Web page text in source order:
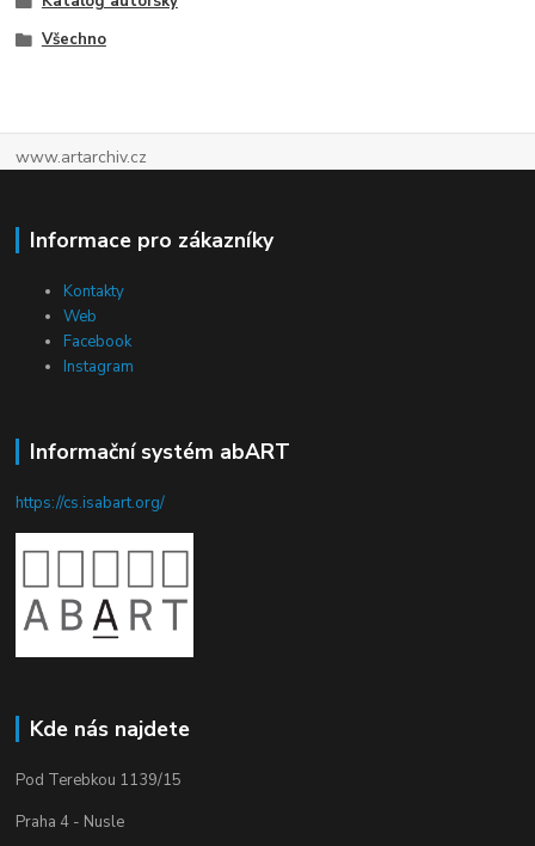
Všechno
www.artarchiv.cz
Informace pro zákazníky
Kontakty
Web
Facebook
Instagram
Informační systém abART
https://cs.isabart.org/
Kde nás najdete
Pod Terebkou 1139/15
Praha 4 - Nusle